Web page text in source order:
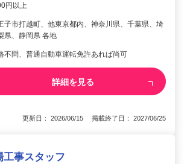
円以上
子市打越町、他東京都内、神奈川県、千葉県、埼
県、静岡県 各地
不問、普通自動車運転免許あれば尚可
詳細を見る
更新日： 2026/06/15 掲載終了日： 2027/06/25
工事スタッフ